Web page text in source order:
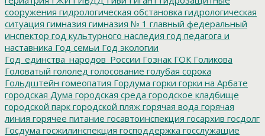
сооружения гидрологическая обстановка гидрологическая
ситуация гимназия гимназия № 1 главный федеральный
инспектор год культурного наследия год педагога и
наставника Год семьи Год экологии
Год_единства_народов_России Гознак ГОК Голикова
Головатый гололед голосование голубая сорока
Гольдштейн гомеопатия Гордума горки горки на Арбате
городская Дума городская среда городское кладбище
городской парк городской пляж горячая вода горячая
линия горячее питание госавтоинспекция госархив госдолг
Госдума госжилинспекция господдержка госслужащие